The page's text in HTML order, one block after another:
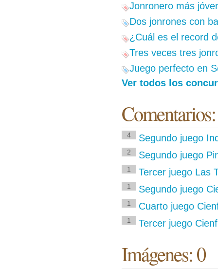
Jonronero más
Dos jonrones con
¿Cuál es el record
Tres veces tres
Juego perfecto en
Ver todos los
4 Segundo juego
2 Segundo juego
1 Tercer juego Las
1 Segundo juego
1 Cuarto juego
1 Tercer juego
Imágenes: 0